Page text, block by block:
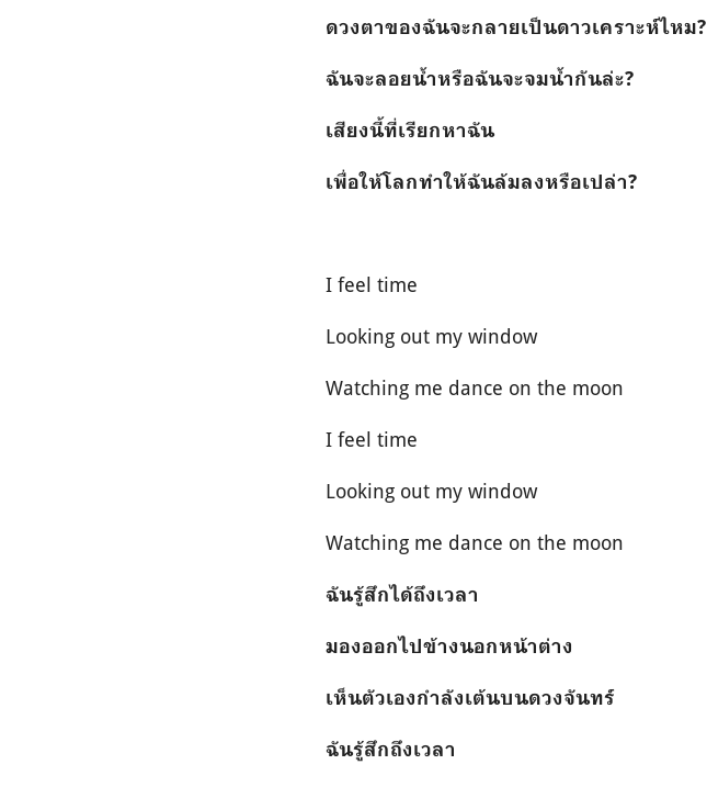
ดวงตาของฉันจะกลายเป็นดาวเคราะห์ไหม?
ฉันจะลอยน้ำหรือฉันจะจมน้ำกันล่ะ?
เสียงนี้ที่เรียกหาฉัน
เพื่อให้โลกทำให้ฉันล้มลงหรือเปล่า?
I feel time
Looking out my window
Watching me dance on the moon
I feel time
Looking out my window
Watching me dance on the moon
ฉันรู้สึกได้ถึงเวลา
มองออกไปข้างนอกหน้าต่าง
เห็นตัวเองกำลังเต้นบนดวงจันทร์
ฉันรู้สึกถึงเวลา